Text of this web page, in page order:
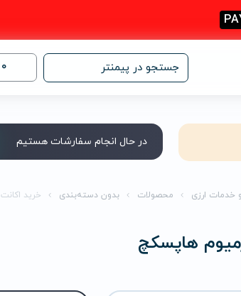
جستجو در پیمنتر 0
در حال انجام سفارشات هستیم
خدمات ارزی محصولات بدون دسته‌بندی خرید اکانت 1 ساله پرمیوم هاپسکچ